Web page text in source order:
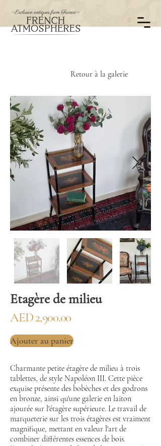
0
Retour à la galerie
Etagère de milieu
AED 2,900.00
Ajouter au panier
Charmante petite étagère de milieu à trois
tablettes, de style Napoléon III. Cette pièce
exquise présente des bobèches et des godrons
en bronze, ainsi qu'une galerie en laiton
ajourée sur l'étagère supérieure. Le travail de
marqueterie sur les trois étagères est vraiment
magnifique, mettant en valeur l'art de
combiner différentes essences de bois.